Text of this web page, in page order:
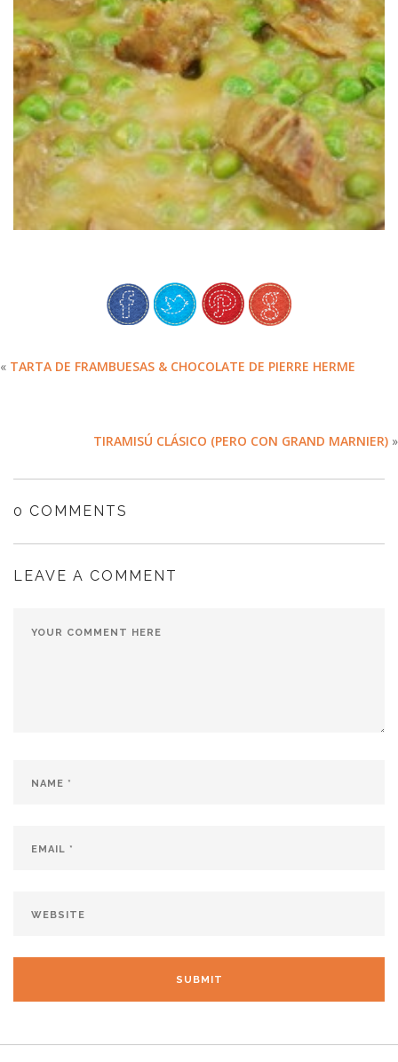
PROYECTO ROCA: TERNERA CON
GUISANTES
« TARTA DE FRAMBUESAS & CHOCOLATE DE PIERRE HERME
TIRAMISÚ CLÁSICO (PERO CON GRAND MARNIER) »
0 COMMENTS
LEAVE A COMMENT